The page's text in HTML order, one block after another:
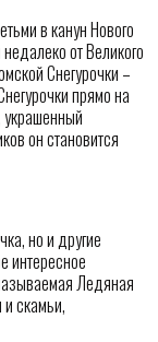
в канун Нового
от Великого
Снегурочки –
прямо на
украшенный
он становится
но и другие
интересное
Ледяная
скамьи,